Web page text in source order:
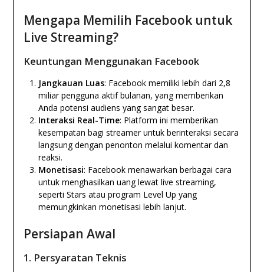
Mengapa Memilih Facebook untuk
Live Streaming?
Keuntungan Menggunakan Facebook
Jangkauan Luas: Facebook memiliki lebih dari 2,8
miliar pengguna aktif bulanan, yang memberikan
Anda potensi audiens yang sangat besar.
Interaksi Real-Time: Platform ini memberikan
kesempatan bagi streamer untuk berinteraksi secara
langsung dengan penonton melalui komentar dan
reaksi.
Monetisasi: Facebook menawarkan berbagai cara
untuk menghasilkan uang lewat live streaming,
seperti Stars atau program Level Up yang
memungkinkan monetisasi lebih lanjut.
Persiapan Awal
1. Persyaratan Teknis